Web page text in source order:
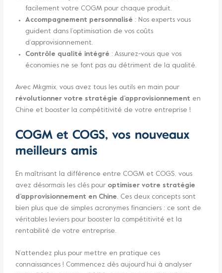
facilement votre COGM pour chaque produit.
Accompagnement personnalisé : Nos experts vous
guident dans l’optimisation de vos coûts
d’approvisionnement.
Contrôle qualité intégré : Assurez-vous que vos
économies ne se font pas au détriment de la qualité.
Avec Mkgmix, vous avez tous les outils en main pour
révolutionner votre stratégie d’approvisionnement en
Chine et booster la compétitivité de votre entreprise !
COGM et COGS, vos nouveaux
meilleurs amis
En maîtrisant la différence entre COGM et COGS, vous
avez désormais les clés pour optimiser votre stratégie
d’approvisionnement en Chine. Ces deux concepts sont
bien plus que de simples acronymes financiers : ce sont de
véritables leviers pour booster la compétitivité et la
rentabilité de votre entreprise.
N’attendez plus pour mettre en pratique ces
connaissances ! Commencez dès aujourd’hui à analyser